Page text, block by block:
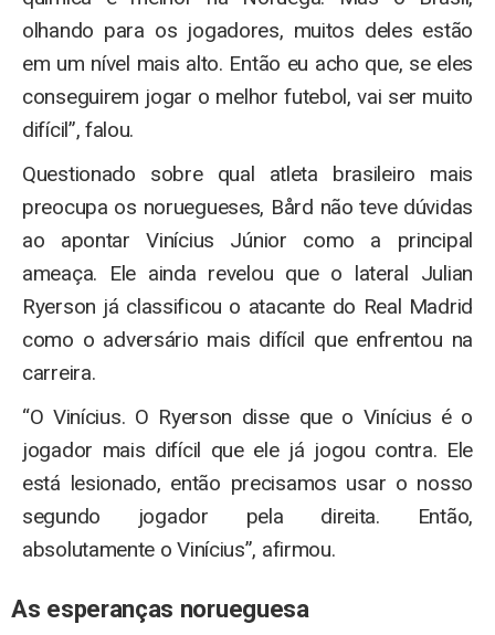
olhando para os jogadores, muitos deles estão
em um nível mais alto. Então eu acho que, se eles
conseguirem jogar o melhor futebol, vai ser muito
difícil”, falou.
Questionado sobre qual atleta brasileiro mais
preocupa os noruegueses, Bård não teve dúvidas
ao apontar Vinícius Júnior como a principal
ameaça. Ele ainda revelou que o lateral Julian
Ryerson já classificou o atacante do Real Madrid
como o adversário mais difícil que enfrentou na
carreira.
“O Vinícius. O Ryerson disse que o Vinícius é o
jogador mais difícil que ele já jogou contra. Ele
está lesionado, então precisamos usar o nosso
segundo jogador pela direita. Então,
absolutamente o Vinícius”, afirmou.
As esperanças norueguesa